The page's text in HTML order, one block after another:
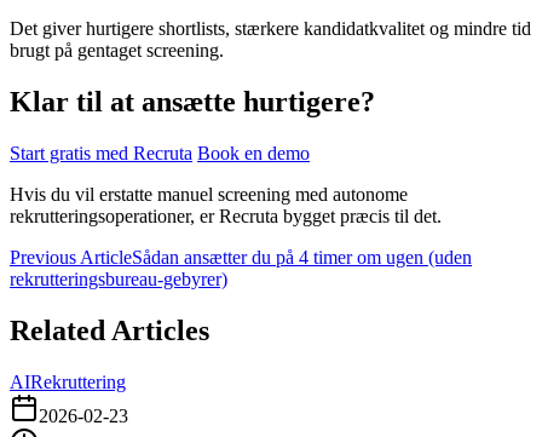
Det giver hurtigere shortlists, stærkere kandidatkvalitet og mindre tid
brugt på gentaget screening.
Klar til at ansætte hurtigere?
Start gratis med Recruta Book en demo
Hvis du vil erstatte manuel screening med autonome
rekrutteringsoperationer, er Recruta bygget præcis til det.
Previous ArticleSådan ansætter du på 4 timer om ugen (uden
rekrutteringsbureau-gebyrer)
Related Articles
AIRekruttering
2026-02-23